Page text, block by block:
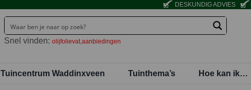
DESKUNDIG ADVIES
Snel vinden: olijfolievat aanbiedingen
Tuincentrum Waddinxveen Tuinthema’s Hoe kan ik…